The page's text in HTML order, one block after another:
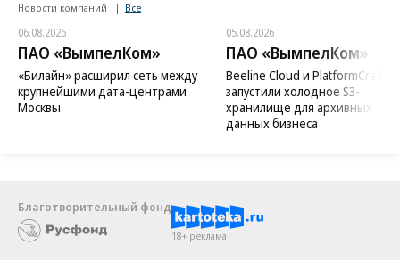
Новости компаний Все
06.08.2026
ПАО «ВымпелКом»
«Билайн» расширил сеть между
крупнейшими дата-центрами
Москвы
05.08.2026
ПАО «ВымпелКом»
Beeline Cloud и PlatformCraft
запустили холодное S3-
хранилище для архивных
данных бизнеса
Благотворительный фонд
18+ реклама